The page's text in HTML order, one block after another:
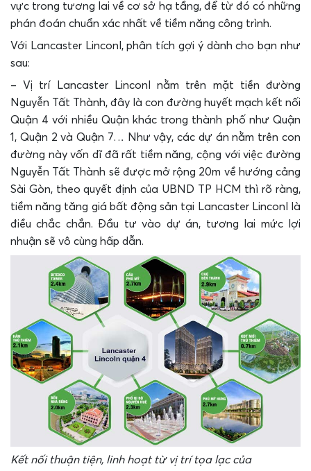
vực trong tương lai về cơ sở hạ tầng, để từ đó có những
phán đoán chuẩn xác nhất về tiềm năng công trình.
Với Lancaster Linconl, phân tích gợi ý dành cho bạn như
sau:
– Vị trí Lancaster Linconl nằm trên mặt tiền đường
Nguyễn Tất Thành, đây là con đường huyết mạch kết nối
Quận 4 với nhiều Quận khác trong thành phố như Quận
1, Quận 2 và Quận 7… Như vậy, các dự án nằm trên con
đường này vốn dĩ đã rất tiềm năng, cộng với việc đường
Nguyễn Tất Thành sẽ được mở rộng 20m về hướng cảng
Sài Gòn, theo quyết định của UBND TP HCM thì rõ ràng,
tiềm năng tăng giá bất động sản tại Lancaster Linconl là
điều chắc chắn. Đầu tư vào dự án, tương lai mức lợi
nhuận sẽ vô cùng hấp dẫn.
Kết nối thuận tiện, linh hoạt từ vị trí tọa lạc của